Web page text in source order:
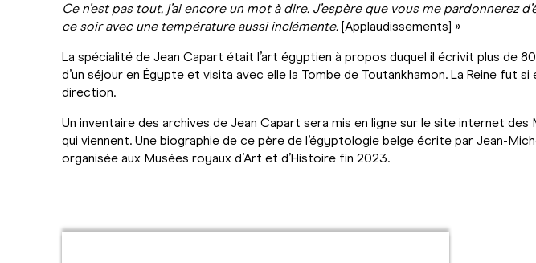
Ce n’est pas tout, j’ai encore un mot à dire. J’espère que vous me pardonnerez
ce soir avec une température aussi inclémente. [Applaudissements] »
La spécialité de Jean Capart était l’art égyptien à propos duquel il écrivit plus de
d’un séjour en Égypte et visita avec elle la Tombe de Toutankhamon. La Reine fut
direction.
Un inventaire des archives de Jean Capart sera mis en ligne sur le site internet
qui viennent. Une biographie de ce père de l’égyptologie belge écrite par Jean-
organisée aux Musées royaux d’Art et d’Histoire fin 2023.